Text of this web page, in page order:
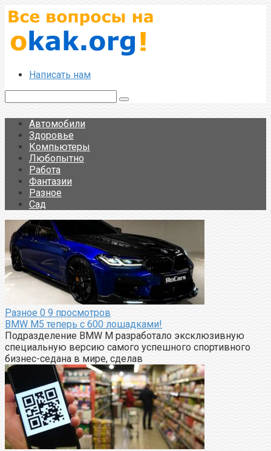
Перейти
к
контенту
Написать нам
Автомобили
Здоровье
Компьютеры
Любопытно
Работа
Фантазии
Разное
Сад
Разное 0 9 просмотров
BMW M5 теперь с 600 лошадками!
Подразделение BMW M разработало эксклюзивную
специальную версию самого успешного спортивного
бизнес-седана в мире, сделав